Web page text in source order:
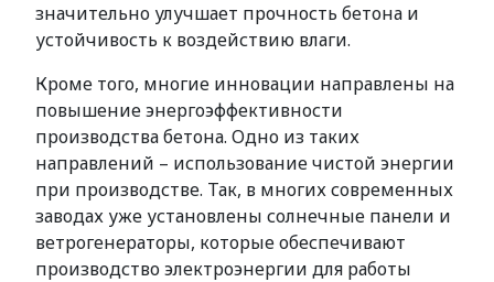
значительно улучшает прочность бетона и
устойчивость к воздействию влаги.
Кроме того, многие инновации направлены на
повышение энергоэффективности
производства бетона. Одно из таких
направлений – использование чистой энергии
при производстве. Так, в многих современных
заводах уже установлены солнечные панели и
ветрогенераторы, которые обеспечивают
производство электроэнергии для работы